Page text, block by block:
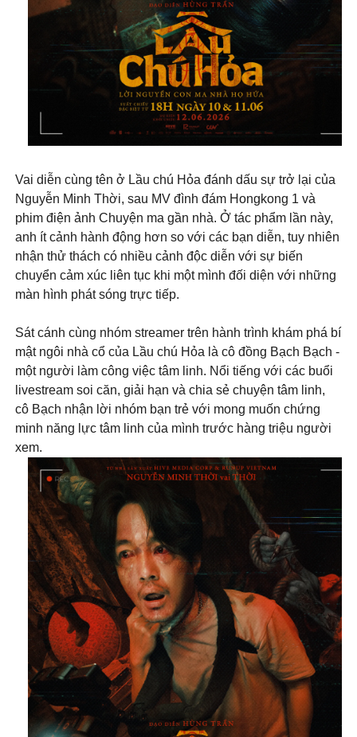
Vai diễn cùng tên ở Lầu chú Hỏa đánh dấu sự trở lại của
Nguyễn Minh Thời, sau MV đình đám Hongkong 1 và
phim điện ảnh Chuyện ma gần nhà. Ở tác phẩm lần này,
anh ít cảnh hành động hơn so với các bạn diễn, tuy nhiên
nhận thử thách có nhiều cảnh độc diễn với sự biến
chuyển cảm xúc liên tục khi một mình đối diện với những
màn hình phát sóng trực tiếp.
Sát cánh cùng nhóm streamer trên hành trình khám phá bí
mật ngôi nhà cổ của Lầu chú Hỏa là cô đồng Bạch Bạch -
một người làm công việc tâm linh. Nổi tiếng với các buổi
livestream soi căn, giải hạn và chia sẻ chuyện tâm linh,
cô Bạch nhận lời nhóm bạn trẻ với mong muốn chứng
minh năng lực tâm linh của mình trước hàng triệu người
xem.